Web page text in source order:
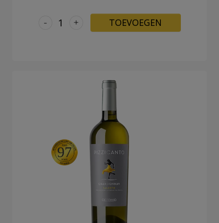
+
- TOEVOEGEN
97